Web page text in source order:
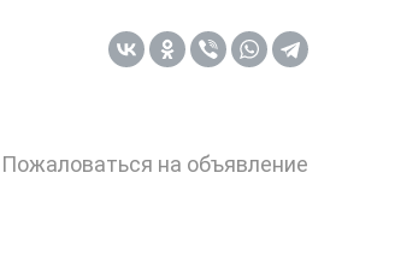
Пожаловаться на объявление